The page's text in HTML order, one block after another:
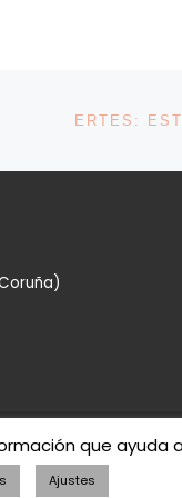
A LA LISTA DE
que ayuda
Ajustes